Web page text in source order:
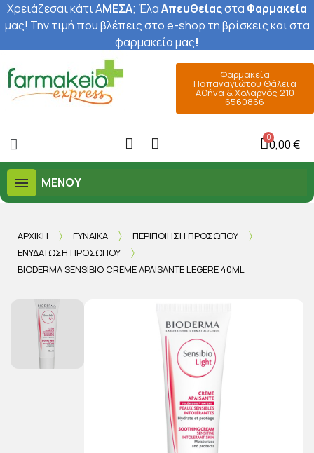
Χρειάζεσαι κάτι ΑΜΕΣΑ; ΈλαΑπευθείαςστα Φαρμακεία
μας! Την τιμή που βλέπεις στο e-shop τη βρίσκεις και στα
φαρμακεία μας!
Φαρμακεία
Παπαναγιώτου Θάλεια
Αθήνα & Χολαργός 210
6560866
0,00 €
ΜΕΝΟΎ
ΑΡΧΙΚΉ ΓΥΝΑΊΚΑ
ΠΕΡΙΠΟΊΗΣΗ ΠΡΟΣΏΠΟΥ
ΕΝΥΔΆΤΩΣΗ ΠΡΟΣΏΠΟΥ
BIODERMA SENSIBIO CREME APAISANTE LEGERE 40ML